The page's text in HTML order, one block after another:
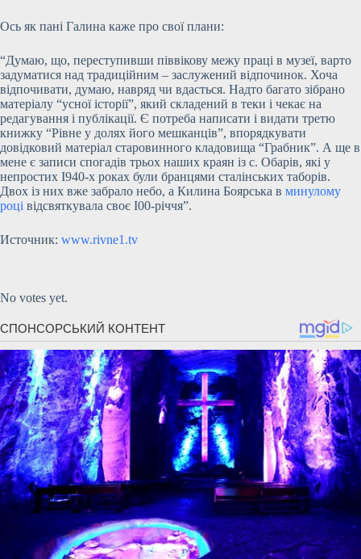
Ось як пані Галина каже про свої плани:
“Думаю, що, переступивши піввікову межу праці в музеї, варто
задуматися над традиційним – заслужений відпочинок. Хоча
відпочивати, думаю, навряд чи вдасться. Надто багато зібрано
матеріалу “усної історії”, який складений в теки і чекає на
редагування і публікації. Є потреба написати і видати третю
книжку “Рівне у долях його мешканців”, впорядкувати
довідковий матеріал старовинного кладовища “Грабник”. А ще в
мене є записи спогадів трьох наших краян із с. Обарів, які у
непростих І940-х роках були бранцями сталінських таборів.
Двох із них вже забрало небо, а Килина Боярська в минулому
році відсвяткувала своє І00-річчя”.
Источник: www.rivne1.tv
No votes yet.